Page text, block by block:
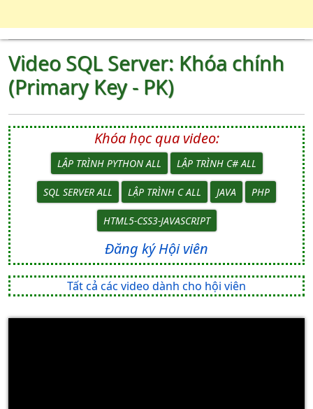
Video SQL Server: Khóa chính
(Primary Key - PK)
Khóa học qua video:
LẬP TRÌNH PYTHON ALL LẬP TRÌNH C# ALL
SQL SERVER ALL LẬP TRÌNH C ALL JAVA PHP
HTML5-CSS3-JAVASCRIPT
Đăng ký Hội viên
Tất cả các video dành cho hội viên